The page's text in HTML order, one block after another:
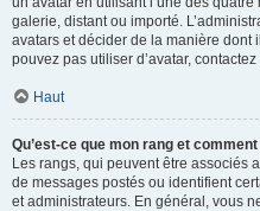
galerie, distant ou importé.
avatars et décider de la manière dont
pouvez pas utiliser d’avatar,
Haut
Qu’est-ce que mon rang et
Les rangs, qui peuvent être associés
de messages postés ou identifient
et administrateurs. En général, vous